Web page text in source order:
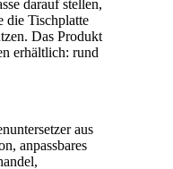
darauf stellen,
die Tischplatte
Das Produkt
erhältlich: rund